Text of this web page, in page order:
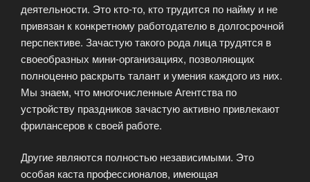
деятельности. Это кто-то, кто трудится по найму и не
привязан к конкретному работодателю в долгосрочной
перспективе. Зачастую такого рода лица трудятся в
своеобразных мини-организациях, позволяющих
полноценно раскрыть талант и умения каждого из них.
Мы знаем, что многочисленные Агентства по
устройству праздников зачастую активно привлекают
фрилансеров к своей работе.
Другие являются полностью независимыми. Это
особая каста профессионалов, имеющая